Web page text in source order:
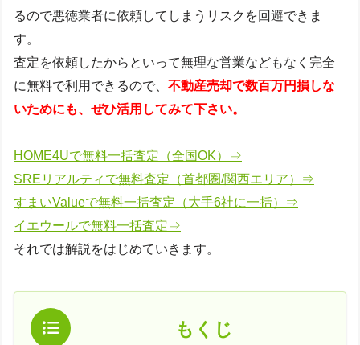
るので悪徳業者に依頼してしまうリスクを回避できま
す。
査定を依頼したからといって無理な営業などもなく完全
に無料で利用できるので、 不動産売却で数百万円損しな
いためにも、ぜひ活用してみて下さい。
HOME4Uで無料一括査定（全国OK）⇒
SREリアルティで無料査定（首都圏/関西エリア）⇒
すまいValueで無料一括査定（大手6社に一括）⇒
イエウールで無料一括査定⇒
それでは解説をはじめていきます。
もくじ